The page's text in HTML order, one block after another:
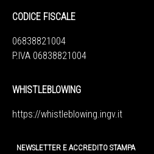
CODICE FISCALE
06838821004
P.IVA 06838821004
WHISTLEBLOWING
https://whistleblowing.ingv. it
NEWSLETTER E ACCREDITO STAMPA